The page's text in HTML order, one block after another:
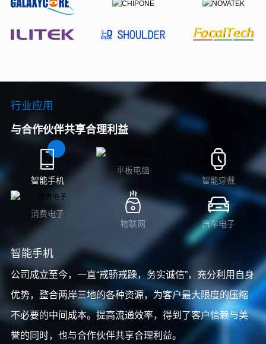
行业应用
与合作伙伴共享合理利益
智能手机
平板电脑
智能穿戴
消费电子
物联网
汽车电子
智能手机
公司成立至今，一直“戒骄戒躁，务实诚信”，充分利用自身
优势，整合两岸三地的各种资源，为客户最大限度的压缩
不必要的中间成本。提高流通效率，得到了客户信赖与美
誉的同时，也与合作伙伴共享合理利益。